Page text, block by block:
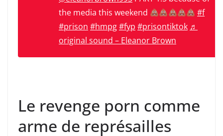
the media this weekend
#f
#prison #hmpg#fyp #prisontiktok ♬
original sound – Eleanor Brown
Le revenge porn comme
arme de représailles